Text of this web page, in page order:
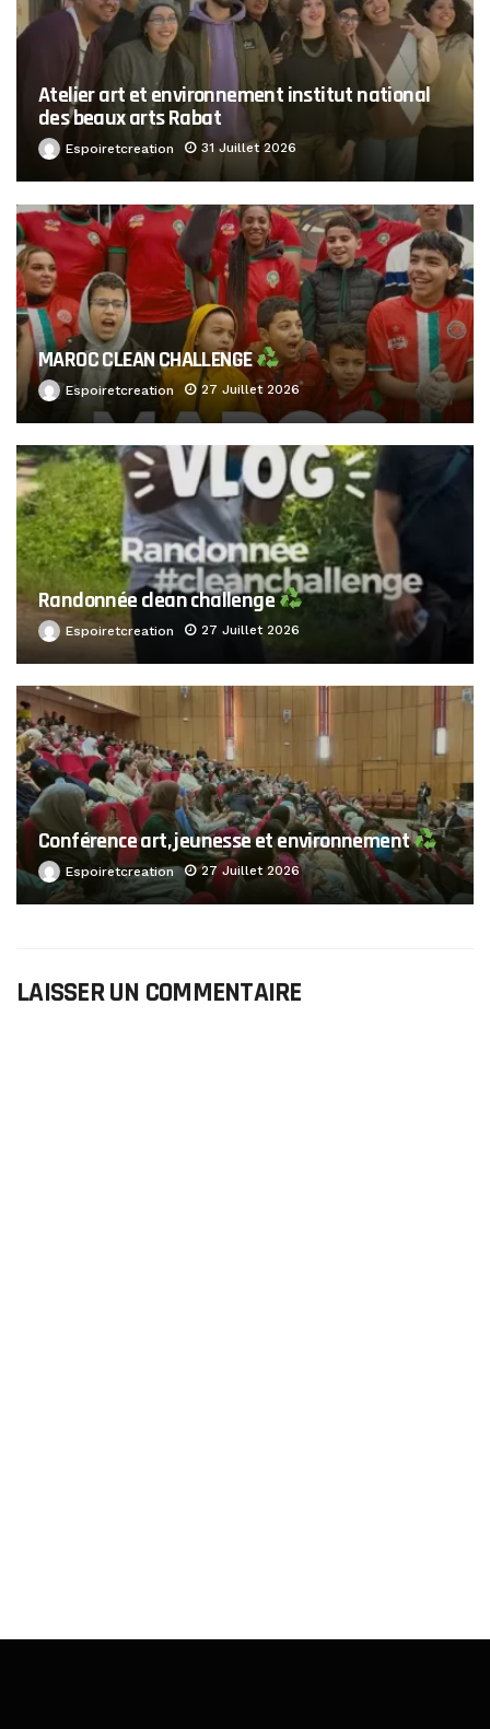
Atelier art et environnement institut national
des beaux arts Rabat
Espoiretcreation 31 Juillet 2026
MAROC CLEAN CHALLENGE
Espoiretcreation 27 Juillet 2026
Randonnée clean challenge
Espoiretcreation 27 Juillet 2026
Conférence art, jeunesse et environnement
Espoiretcreation 27 Juillet 2026
LAISSER UN COMMENTAIRE